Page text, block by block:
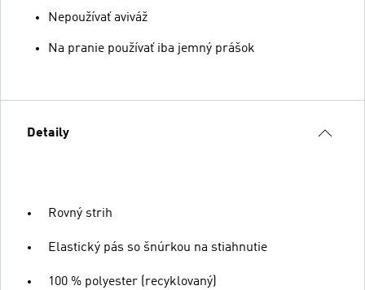
Nepoužívať aviváž
Na pranie používať iba jemný prášok
Detaily
Rovný strih
Elastický pás so šnúrkou na stiahnutie
100 % polyester (recyklovaný)